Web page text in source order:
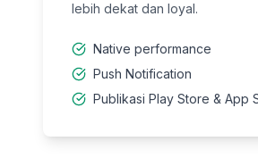
lebih dekat dan loyal.
Native performance
Push Notification
Publikasi Play Store & App